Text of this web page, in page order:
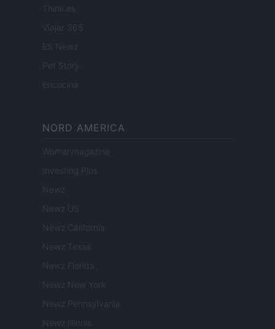
Think.es
Viajar 365
ES Newz
Pet Story
Encocina
NORD AMERICA
Womanmagazine
Investing Plus
Newz
Newz US
Newz California
Newz Texas
Newz Florida
Newz New York
Newz Pennsylvania
Newz Illinois